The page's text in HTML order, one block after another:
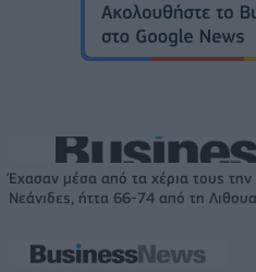
Έχασαν μέσα από τα χέρια τους
Νεάνιδες, ήττα 66-74 από τη